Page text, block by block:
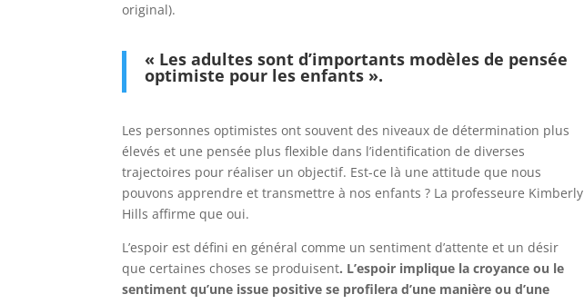
original).
« Les adultes sont d’importants modèlesde pensée
optimiste pour les enfants ».
Les personnes optimistes ont souvent des niveaux de détermination plus
élevés et une pensée plus flexible dans l’identification de diverses
trajectoires pour réaliser un objectif. Est-ce là une attitude que nous
pouvons apprendre et transmettre à nos enfants ? La professeure Kimberly
Hills affirme que oui.
L’espoir est défini en général comme un sentiment d’attente et un désir
que certaines choses se produisent. L’espoir implique la croyance ou le
sentiment qu’une issue positive se profilera d’une manière ou d’une